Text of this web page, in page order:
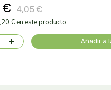
€ 4,05 €
€ en este producto
+ Añadir a